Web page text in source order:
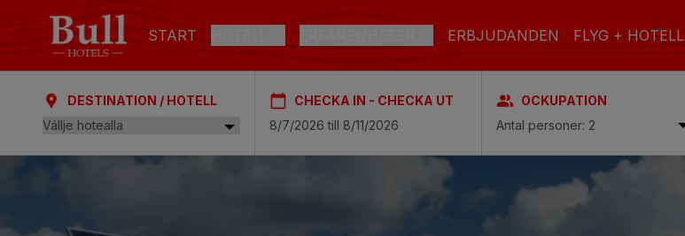
START
LAS PALMAS DE GRAN CANARIA
Bull Astoria
STAD
ERBJUDANDEN FLYG + HOTELL
DESTINATION / HOTELL CHECKA IN - CHECKA UT
OCKUPATION
Antal personer: 2